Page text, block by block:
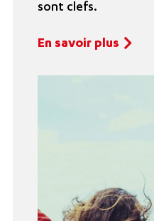
sont clefs.
En savoir plus